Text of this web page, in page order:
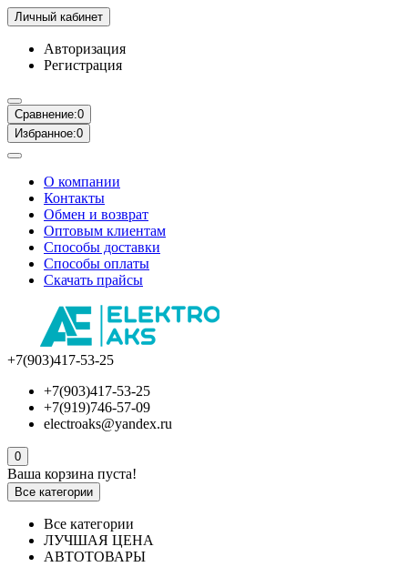
Личный кабинет
Авторизация
Регистрация
Сравнение:0
Избранное:0
О компании
Контакты
Обмен и возврат
Оптовым клиентам
Способы доставки
Способы оплаты
Скачать прайсы
+7(903)417-53-25
+7(903)417-53-25
+7(919)746-57-09
electroaks@yandex.ru
0
Ваша корзина пуста!
Все категории
Все категории
ЛУЧШАЯ ЦЕНА
АВТОТОВАРЫ